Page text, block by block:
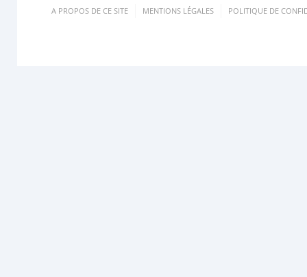
A PROPOS DE CE SITE MENTIONS LÉGALES POLITIQUE DE